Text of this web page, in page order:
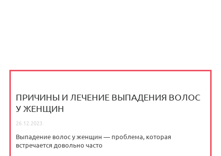
ПРИЧИНЫ И ЛЕЧЕНИЕ ВЫПАДЕНИЯ ВОЛОС
У ЖЕНЩИН
26.12.2023
Выпадение волос у женщин — проблема, которая
встречается довольно часто